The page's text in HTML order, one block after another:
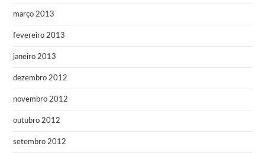
março 2013
fevereiro 2013
janeiro 2013
dezembro 2012
novembro 2012
outubro 2012
setembro 2012